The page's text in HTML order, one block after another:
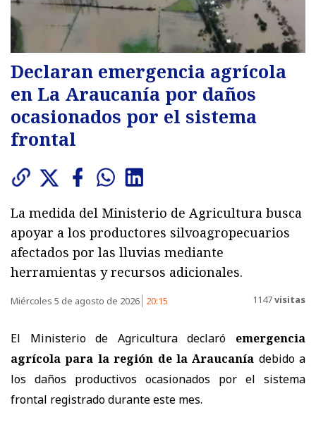
Declaran emergencia agrícola
en La Araucanía por daños
ocasionados por el sistema
frontal
La medida del Ministerio de Agricultura busca
apoyar a los productores silvoagropecuarios
afectados por las lluvias mediante
herramientas y recursos adicionales.
Miércoles 5 de agosto de 2026 20:15 1147visitas
El Ministerio de Agricultura declaró emergencia
agrícola para la región de la Araucanía debido a
los daños productivos ocasionados por el sistema
frontal registrado durante este mes.